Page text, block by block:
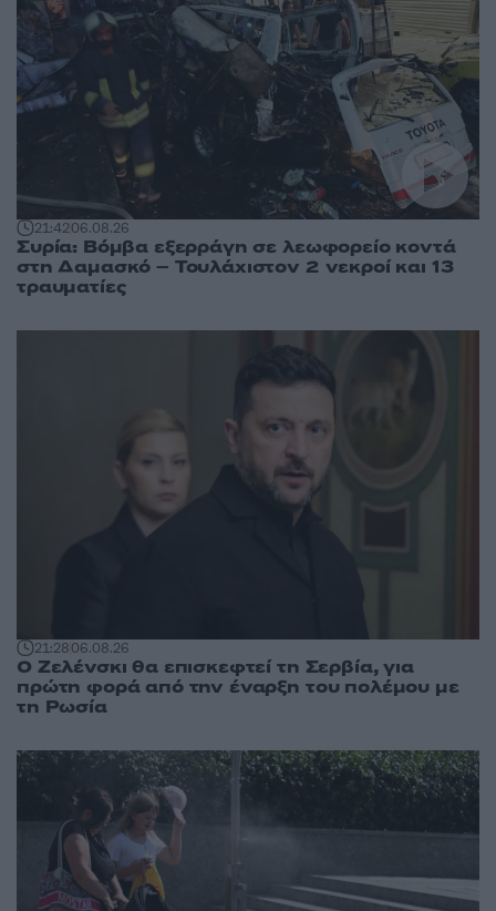
21:4206.08.26
Συρία: Βόμβα εξερράγη σε λεωφορείο κοντά
στη Δαμασκό – Τουλάχιστον 2 νεκροί και 13
τραυματίες
21:2806.08.26
Ο Ζελένσκι θα επισκεφτεί τη Σερβία, για
πρώτη φορά από την έναρξη του πολέμου με
τη Ρωσία